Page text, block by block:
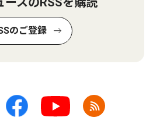
のご登録